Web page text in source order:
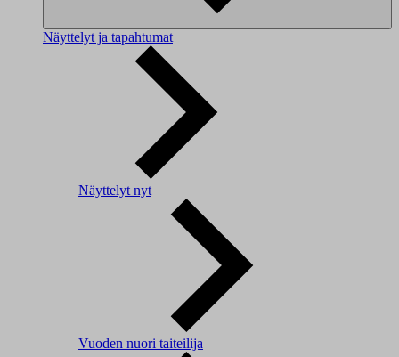
Näyttelyt ja tapahtumat
Näyttelyt nyt
Vuoden nuori taiteilija